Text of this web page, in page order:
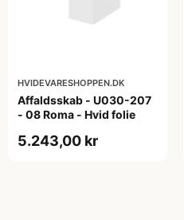
HVIDEVARESHOPPEN.DK
Affaldsskab - U030-207
- 08 Roma - Hvid folie
5.243,00 kr